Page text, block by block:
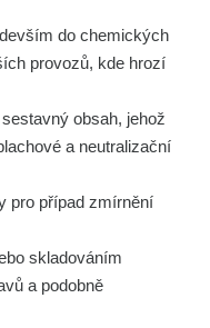
do chemických
provozů, kde hrozí
obsah, jehož
a neutralizační
pro případ zmírnění
skladováním
a podobně